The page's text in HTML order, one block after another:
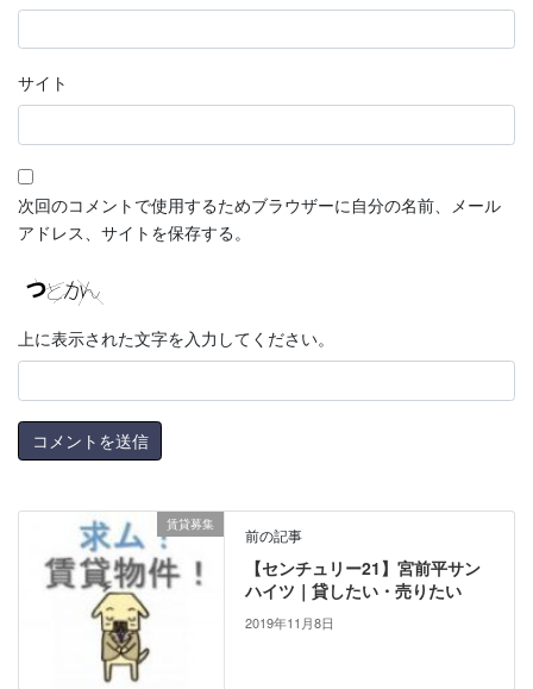
サイト
次回のコメントで使用するためブラウザーに自分の名前、メール
アドレス、サイトを保存する。
上に表示された文字を入力してください。
賃貸募集
前の記事
【センチュリー21】宮前平サン
ハイツ｜貸したい・売りたい
2019年11月8日